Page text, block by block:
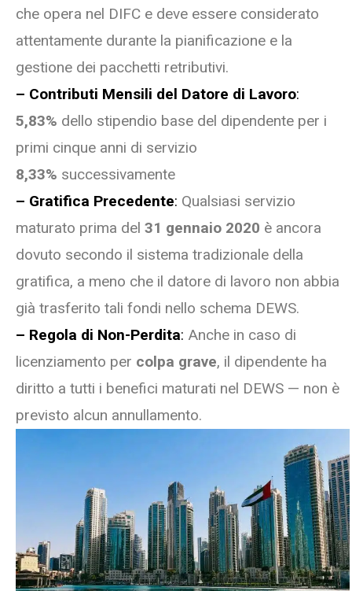
che opera nel DIFC e deve essere considerato
attentamente durante la pianificazione e la
gestione dei pacchetti retributivi.
– Contributi Mensili del Datore di Lavoro:
5,83% dello stipendio base del dipendente per i
primi cinque anni di servizio
8,33% successivamente
– Gratifica Precedente: Qualsiasi servizio
maturato prima del 31 gennaio 2020 è ancora
dovuto secondo il sistema tradizionale della
gratifica, a meno che il datore di lavoro non abbia
già trasferito tali fondi nello schema DEWS.
– Regola di Non-Perdita: Anche in caso di
licenziamento per colpa grave, il dipendente ha
diritto a tutti i benefici maturati nel DEWS — non è
previsto alcun annullamento.